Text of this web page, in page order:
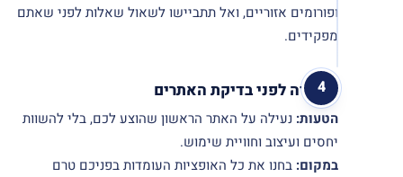
ופורומים אזוריים, ואל תתביישו לשאול שאלות לפני שאתם
מפקידים.
הפקדה לפני בדיקת האתרים
הטעות: נעילה על האתר הראשון שהוצע לכם, בלי להשוות
יחסים ועיצוב וחוויית שימוש.
במקום: בחנו את כל האופציות העומדות בפניכם טרם